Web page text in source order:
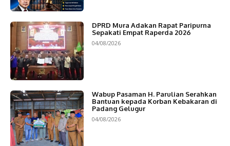
DPRD Mura Adakan Rapat Paripurna
Sepakati Empat Raperda 2026
04/08/2026
Wabup Pasaman H. Parulian Serahkan
Bantuan kepada Korban Kebakaran di
Padang Gelugur
04/08/2026